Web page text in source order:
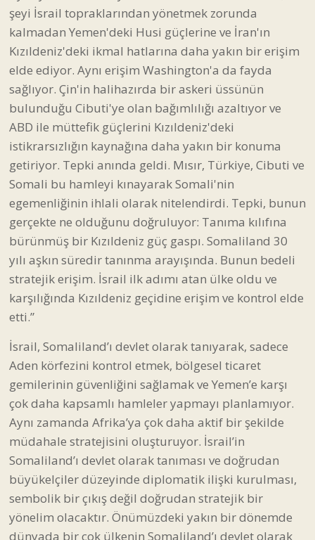
şeyi İsrail topraklarından yönetmek zorunda
kalmadan Yemen'deki Husi güçlerine ve İran'ın
Kızıldeniz'deki ikmal hatlarına daha yakın bir erişim
elde ediyor. Aynı erişim Washington'a da fayda
sağlıyor. Çin'in halihazırda bir askeri üssünün
bulunduğu Cibuti'ye olan bağımlılığı azaltıyor ve
ABD ile müttefik güçlerini Kızıldeniz'deki
istikrarsızlığın kaynağına daha yakın bir konuma
getiriyor. Tepki anında geldi. Mısır, Türkiye, Cibuti ve
Somali bu hamleyi kınayarak Somali'nin
egemenliğinin ihlali olarak nitelendirdi. Tepki, bunun
gerçekte ne olduğunu doğruluyor: Tanıma kılıfına
bürünmüş bir Kızıldeniz güç gaspı. Somaliland 30
yılı aşkın süredir tanınma arayışında. Bunun bedeli
stratejik erişim. İsrail ilk adımı atan ülke oldu ve
karşılığında Kızıldeniz geçidine erişim ve kontrol elde
etti.”
İsrail, Somaliland’ı devlet olarak tanıyarak, sadece
Aden körfezini kontrol etmek, bölgesel ticaret
gemilerinin güvenliğini sağlamak ve Yemen’e karşı
çok daha kapsamlı hamleler yapmayı planlamıyor.
Aynı zamanda Afrika’ya çok daha aktif bir şekilde
müdahale stratejisini oluşturuyor. İsrail’in
Somaliland’ı devlet olarak tanıması ve doğrudan
büyükelçiler düzeyinde diplomatik ilişki kurulması,
sembolik bir çıkış değil doğrudan stratejik bir
yönelim olacaktır. Önümüzdeki yakın bir dönemde
dünyada bir çok ülkenin Somaliland’ı devlet olarak